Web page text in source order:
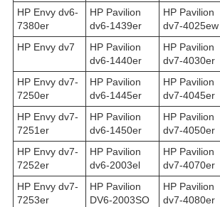
HP Envy dv6-
7380er
HP Pavilion
dv6-1439er
HP Pavilion
dv7-4025ew
HP Envy dv7
HP Pavilion
dv6-1440er
HP Pavilion
dv7-4030er
HP Envy dv7-
7250er
HP Pavilion
dv6-1445er
HP Pavilion
dv7-4045er
HP Envy dv7-
7251er
HP Pavilion
dv6-1450er
HP Pavilion
dv7-4050er
HP Envy dv7-
7252er
HP Pavilion
dv6-2003el
HP Pavilion
dv7-4070er
HP Envy dv7-
7253er
HP Pavilion
DV6-2003SO
HP Pavilion
dv7-4080er